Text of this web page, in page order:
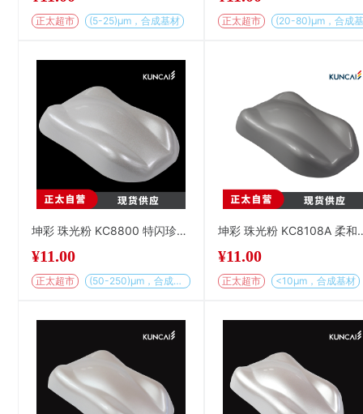
正太超市 (5-25)µm，合成基材 正太超市
坤彩 珠光粉 KC8800 特闪珍珠光泽企鹅白
¥11.00
正太超市 (50-250)µm，合成基材
坤彩 珠光粉
¥11.00
正太超市 <10µm，合成基材